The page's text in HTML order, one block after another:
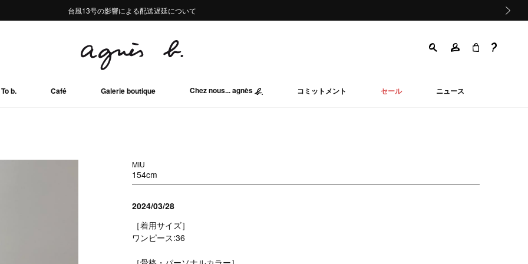
熊本地域地震の影響による配送遅延について
Summer Sale 2buy10%OFF!!
台風13号の影響による配送遅延について
熊本地域地震の影響による配送遅延について
Summer Sale 2buy10%OFF!!
To b. Café Galerie boutique Chez nous... agnès コミットメント セール ニュース
MIU
154cm
2024/03/28
［着用サイズ］
ワンピース:36